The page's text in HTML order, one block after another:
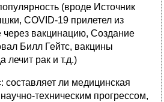
(вроде Источник
COVID-19 прилетел из
через вакцинацию, Создание
Билл Гейтс, вакцины
лечит рак и т.д.)
: составляет ли медицинская
техническим прогрессом,